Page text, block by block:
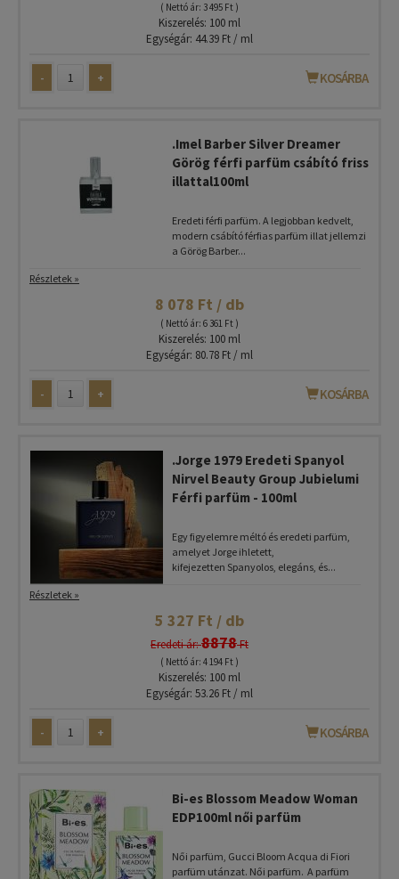
( Nettó ár: 3 495 Ft )
Kiszerelés: 100 ml
Egységár: 44.39 Ft / ml
- + KOSÁRBA
.Imel Barber Silver Dreamer
Görög férfi parfüm csábító friss
illattal100ml
Eredeti férfi parfüm. A legjobban kedvelt,
modern csábító férfias parfüm illat jellemzi
a Görög Barber...
Részletek »
8 078 Ft / db
( Nettó ár: 6 361 Ft )
Kiszerelés: 100 ml
Egységár: 80.78 Ft / ml
- + KOSÁRBA
.Jorge 1979 Eredeti Spanyol
Nirvel Beauty Group Jubielumi
Férfi parfüm - 100ml
Egy figyelemre méltó és eredeti parfüm,
amelyet Jorge ihletett,
kifejezetten Spanyolos, elegáns, és...
Részletek »
5 327 Ft / db
Eredeti ár:8878Ft
( Nettó ár: 4 194 Ft )
Kiszerelés: 100 ml
Egységár: 53.26 Ft / ml
- + KOSÁRBA
Bi-es Blossom Meadow Woman
EDP100ml női parfüm
Női parfüm, Gucci Bloom Acqua di Fiori
parfüm utánzat. Női parfüm. A parfüm